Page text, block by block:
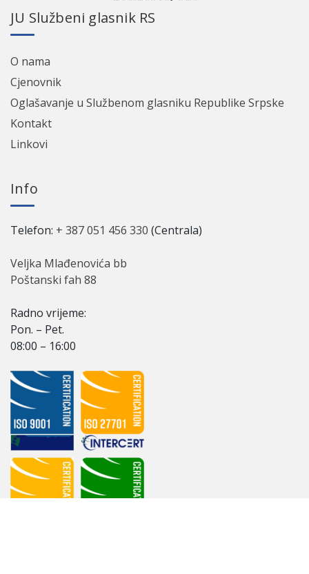
ЈU Službeni glasnik RS
O nama
Cјenovnik
Oglašavanje u Službenom glasniku Republike Srpske
Kontakt
Linkovi
Info
Telefon: + 387 051 456 330 (Centrala)
Veljka Mlađenovića bb
Poštanski fah 88
Radno vriјeme:
Pon. – Pet.
08:00 – 16:00